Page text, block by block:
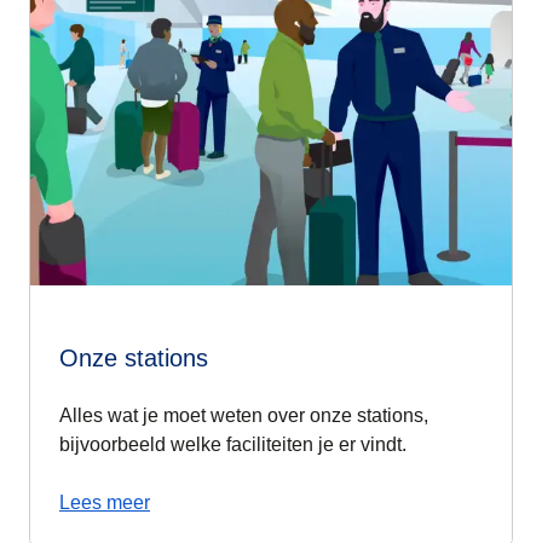
Onze stations
Alles wat je moet weten over onze stations,
bijvoorbeeld welke faciliteiten je er vindt.
Lees meer